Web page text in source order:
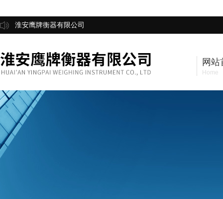
淮安鹰牌衡器有限公司
网站
Home